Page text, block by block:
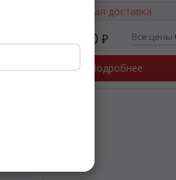
Быстрая доставка
1 920₽ Все цены
Подробнее